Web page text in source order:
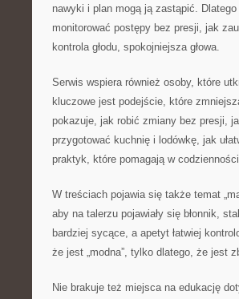
nawyki i plan mogą ją zastąpić.
monitorować postępy bez presji, jak
kontrola głodu, spokojniejsza głowa.
Serwis wspiera również osoby, które
kluczowe jest podejście, które
pokazuje, jak robić zmiany bez presji,
przygotować kuchnię i lodówkę, jak
praktyk, które pomagają w
W treściach pojawia się także temat
aby na talerzu pojawiały się błonnik,
bardziej sycące, a apetyt łatwiej
że jest „modna”, tylko dlatego, że jest
Nie brakuje też miejsca na edukację